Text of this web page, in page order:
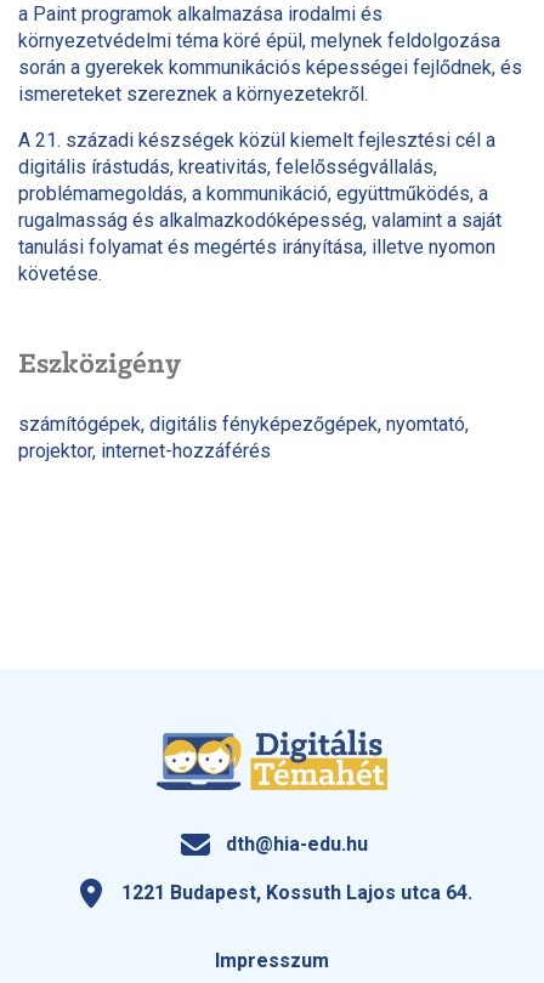
a Paint programok alkalmazása irodalmi és
környezetvédelmi téma köré épül, melynek feldolgozása
során a gyerekek kommunikációs képességei fejlődnek, és
ismereteket szereznek a környezetekről.
A 21. századi készségek közül kiemelt fejlesztési cél a
digitális írástudás, kreativitás, felelősségvállalás,
problémamegoldás, a kommunikáció, együttműködés, a
rugalmasság és alkalmazkodóképesség, valamint a saját
tanulási folyamat és megértés irányítása, illetve nyomon
követése.
Eszközigény
számítógépek, digitális fényképezőgépek, nyomtató,
projektor, internet-hozzáférés
dth@hia-edu.hu
1221 Budapest, Kossuth Lajos utca 64.
Impresszum